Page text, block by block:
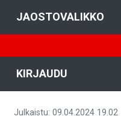
JAOSTOVALIKKO
KIRJAUDU
Julkaistu: 09.04.2024 19.02